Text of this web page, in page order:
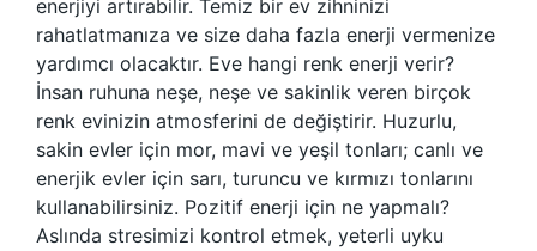
enerjiyi artırabilir. Temiz bir ev zihninizi
rahatlatmanıza ve size daha fazla enerji vermenize
yardımcı olacaktır. Eve hangi renk enerji verir?
İnsan ruhuna neşe, neşe ve sakinlik veren birçok
renk evinizin atmosferini de değiştirir. Huzurlu,
sakin evler için mor, mavi ve yeşil tonları; canlı ve
enerjik evler için sarı, turuncu ve kırmızı tonlarını
kullanabilirsiniz. Pozitif enerji için ne yapmalı?
Aslında stresimizi kontrol etmek, yeterli uyku